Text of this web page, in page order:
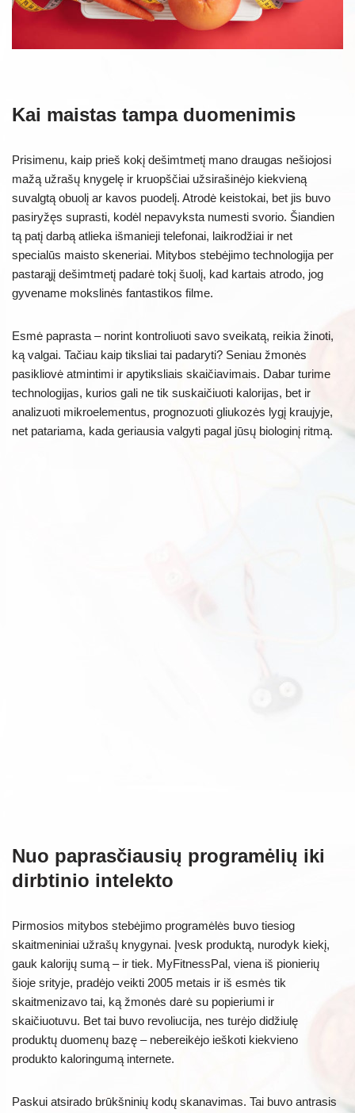
Kai maistas tampa duomenimis
Prisimenu, kaip prieš kokį dešimtmetį mano draugas nešiojosi
mažą užrašų knygelę ir kruopščiai užsirašinėjo kiekvieną
suvalgtą obuolį ar kavos puodelį. Atrodė keistokai, bet jis buvo
pasiryžęs suprasti, kodėl nepavyksta numesti svorio. Šiandien
tą patį darbą atlieka išmanieji telefonai, laikrodžiai ir net
specialūs maisto skeneriai. Mitybos stebėjimo technologija per
pastarąjį dešimtmetį padarė tokį šuolį, kad kartais atrodo, jog
gyvename mokslinės fantastikos filme.
Esmė paprasta – norint kontroliuoti savo sveikatą, reikia žinoti,
ką valgai. Tačiau kaip tiksliai tai padaryti? Seniau žmonės
pasikliovė atmintimi ir apytiksliais skaičiavimais. Dabar turime
technologijas, kurios gali ne tik suskaičiuoti kalorijas, bet ir
analizuoti mikroelementus, prognozuoti gliukozės lygį kraujyje,
net patariama, kada geriausia valgyti pagal jūsų biologinį ritmą.
Nuo paprasčiausių programėlių iki
dirbtinio intelekto
Pirmosios mitybos stebėjimo programėlės buvo tiesiog
skaitmeniniai užrašų knygynai. Įvesk produktą, nurodyk kiekį,
gauk kalorijų sumą – ir tiek. MyFitnessPal, viena iš pionierių
šioje srityje, pradėjo veikti 2005 metais ir iš esmės tik
skaitmenizavo tai, ką žmonės darė su popieriumi ir
skaičiuotuvu. Bet tai buvo revoliucija, nes turėjo didžiulę
produktų duomenų bazę – nebereikėjo ieškoti kiekvieno
produkto kaloringumą internete.
Paskui atsirado brūkšninių kodų skanavimas. Tai buvo antrasis